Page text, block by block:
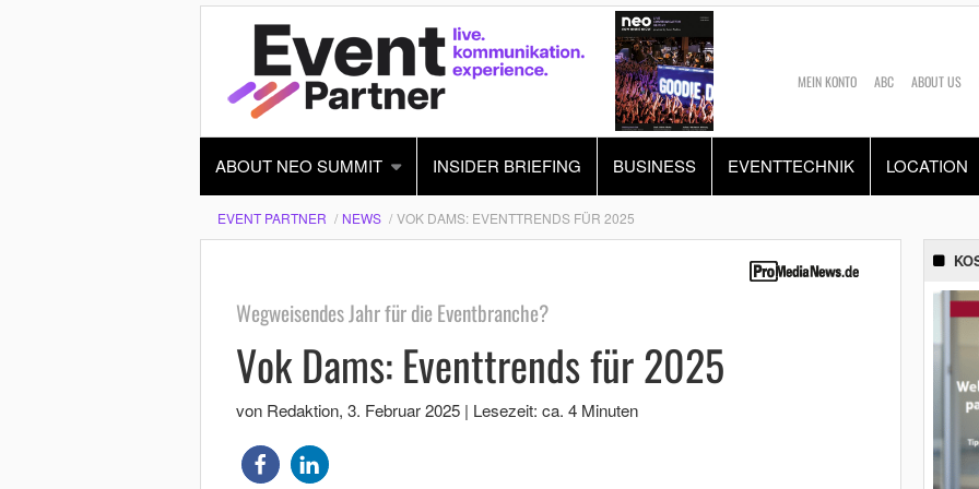
MEIN KONTO ABC ABOUT US
ABOUT NEO SUMMIT INSIDER BRIEFING BUSINESS EVENTTECHNIK LOCATION
EVENT PARTNER NEWS VOK DAMS: EVENTTRENDS FÜR 2025
Wegweisendes Jahr für die Eventbranche?
Vok Dams: Eventtrends für 2025
von Redaktion, 3. Februar 2025 | Lesezeit: ca. 4 Minuten